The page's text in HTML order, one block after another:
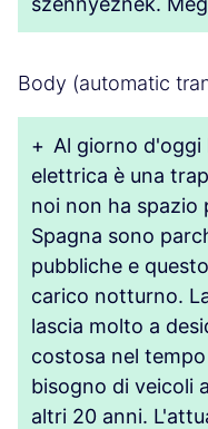
Body (automatic
+ Al giorno
elettrica è una
noi non ha spazio
Spagna sono
pubbliche e
carico notturno.
lascia molto a
costosa nel
bisogno di veicoli
altri 20 anni.